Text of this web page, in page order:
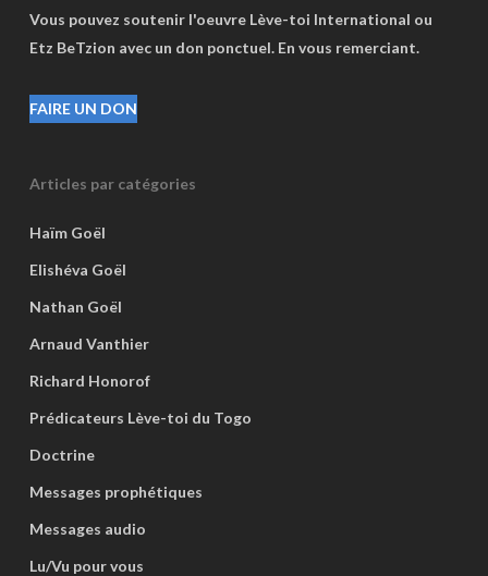
Vous pouvez soutenir l'oeuvre Lève-toi International ou
Etz BeTzion avec un don ponctuel. En vous remerciant.
FAIRE UN DON
Articles par catégories
Haïm Goël
Elishéva Goël
Nathan Goël
Arnaud Vanthier
Richard Honorof
Prédicateurs Lève-toi du Togo
Doctrine
Messages prophétiques
Messages audio
Lu/Vu pour vous